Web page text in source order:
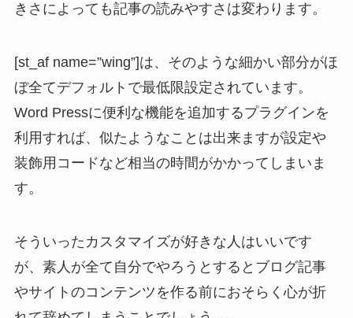
きさによっても記事の読みやすさは変わります。
[st_af name=”wing”]は、 そのような細かい部分がほ
ぼ全てデフォルトで最低限設定されています。
Word Pressに便利な機能を追加するプラグインを
利用すれば、似たようなことは出来ますが設定や
装飾用コードなど相当の時間がかかってしまいま
す。
そういったカスタマイズが好きな人はいいです
が、 素人が全て自分でやろうとするとブログ記事
やサイトのコンテンツを作る前におそらく心が折